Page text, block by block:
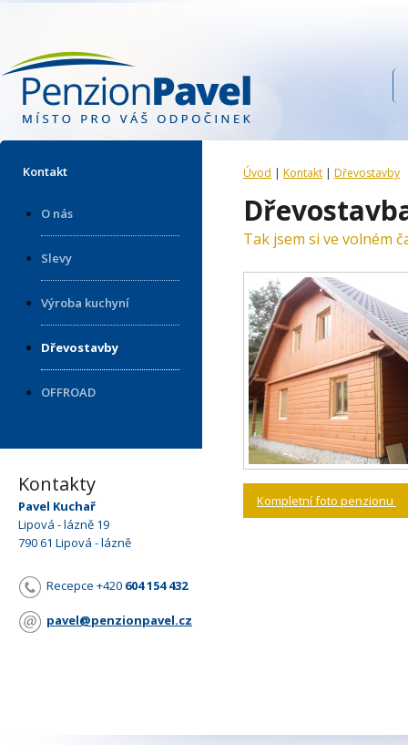
Kontakt
O nás
Slevy
Výroba kuchyní
Dřevostavby
OFFROAD
Kontakty
Pavel Kuchař
Lipová - lázně 19
790 61 Lipová - lázně
Recepce +420 604 154 432
pavel@penzionpavel.cz
Úvod | Kontakt | Dřevostavby
Tak jsem si ve volném
Kompletní foto penzionu